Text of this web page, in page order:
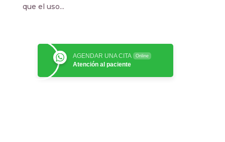
que el uso...
AGENDAR UNA CITA Online
Atención al paciente